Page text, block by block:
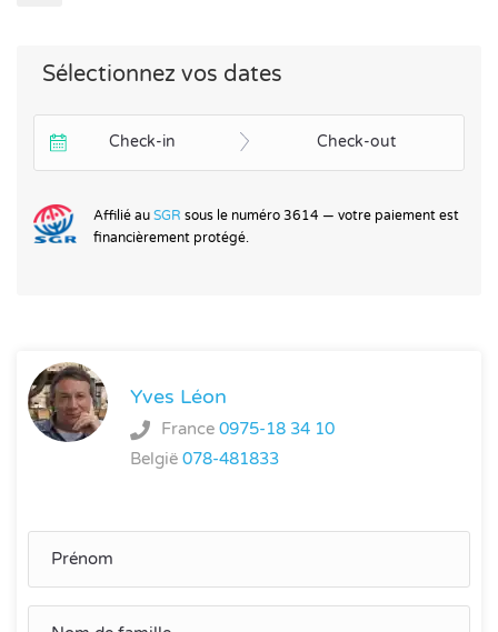
Sélectionnez vos dates
Check-in Check-out
Affilié au SGR sous le numéro 3614 — votre paiement est
financièrement protégé.
Yves Léon
France 0975-18 34 10
België 078-481833